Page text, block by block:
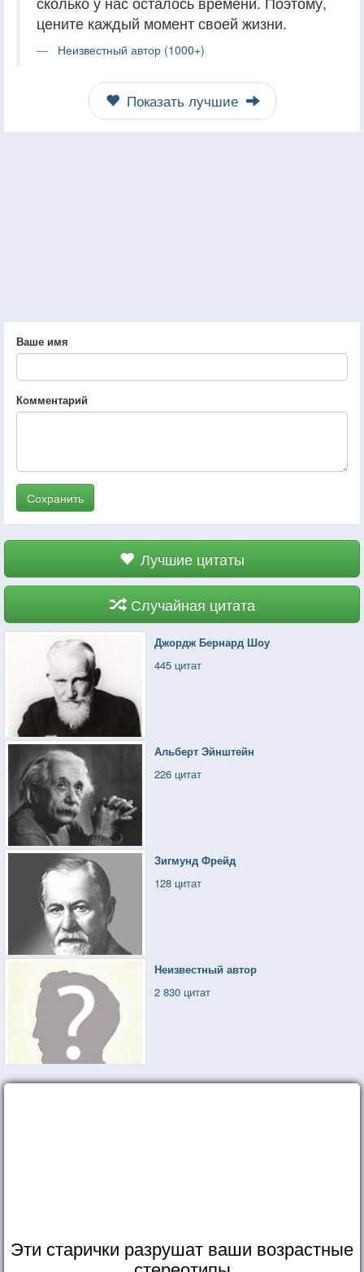
цените каждый момент своей жизни.
Неизвестный автор (1000+)
Показать лучшие
Ваше имя
Комментарий
Сохранить
Лучшие цитаты
Случайная цитата
Джордж Бернард Шоу
445 цитат
Альберт Эйнштейн
226 цитат
Зигмунд Фрейд
128 цитат
Неизвестный автор
2 830 цитат
Эти старички разрушат ваши возрастные